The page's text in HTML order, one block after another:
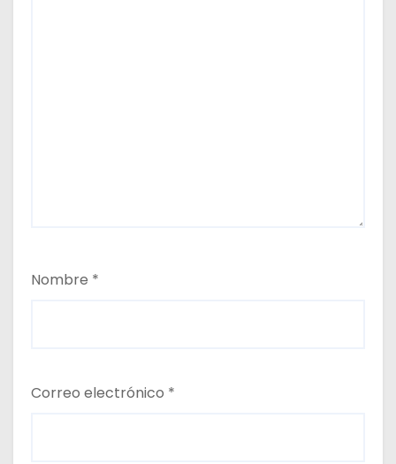
Nombre *
Correo electrónico *